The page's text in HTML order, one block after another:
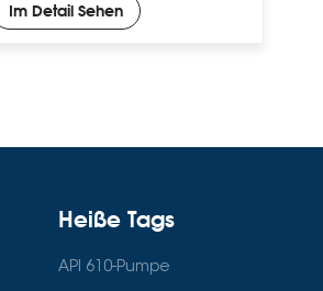
Im Detail Sehen
Heiße Tags
API 610-Pumpe